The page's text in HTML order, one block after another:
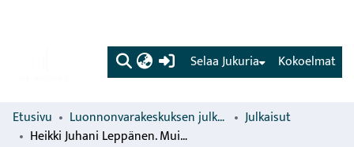
(current) Kokoelmat
Selaa Jukuria
Etusivu Luonnonvarakeskuksen julkaisut
Julkaisut
Heikki Juhani Leppänen. Muistokirjoitus